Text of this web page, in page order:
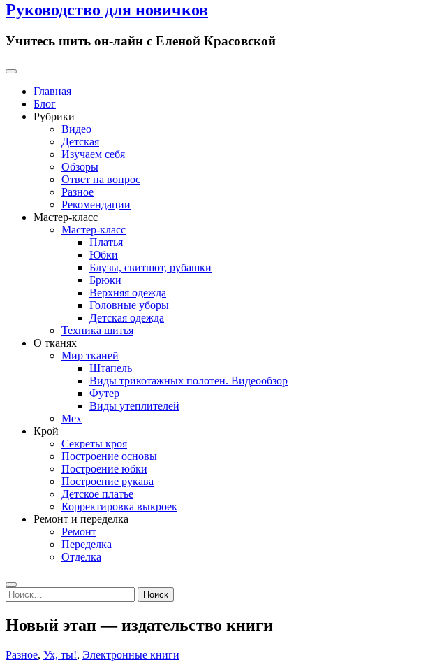
Руководство для новичков
Учитесь шить он-лайн с Еленой Красовской
Primary
Главная
Блог
Рубрики
Видео
Детская
Изучаем себя
Обзоры
Ответ на вопрос
Разное
Рекомендации
Мастер-класс
Мастер-класс
Платья
Юбки
Блузы, свитшот, рубашки
Брюки
Верхняя одежда
Головные уборы
Детская одежда
Техника шитья
О тканях
Мир тканей
Штапель
Виды трикотажных полотен. Видеообзор
Футер
Виды утеплителей
Мех
Крой
Секреты кроя
Построение основы
Построение юбки
Построение рукава
Детское платье
Корректировка выкроек
Ремонт и переделка
Ремонт
Переделка
Отделка
Search
Найти:
Новый этап — издательство книги
Разное, Ух, ты!, Электронные книги